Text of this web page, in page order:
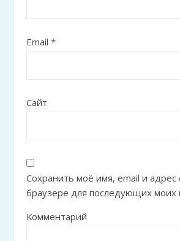
Email *
Сайт
Сохранить моё имя, email и адрес
браузере для последующих моих
Комментарий